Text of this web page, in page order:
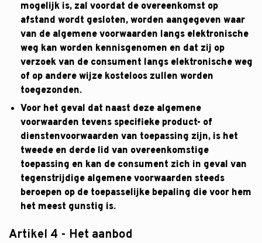
mogelijk is, zal voordat de overeenkomst op
afstand wordt gesloten, worden aangegeven waar
van de algemene voorwaarden langs elektronische
weg kan worden kennisgenomen en dat zij op
verzoek van de consument langs elektronische weg
of op andere wijze kosteloos zullen worden
toegezonden.
Voor het geval dat naast deze algemene
voorwaarden tevens specifieke product- of
dienstenvoorwaarden van toepassing zijn, is het
tweede en derde lid van overeenkomstige
toepassing en kan de consument zich in geval van
tegenstrijdige algemene voorwaarden steeds
beroepen op de toepasselijke bepaling die voor hem
het meest gunstig is.
Artikel 4 - Het aanbod